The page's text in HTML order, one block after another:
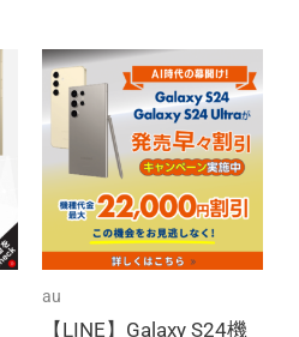
au
【LINE】Galaxy S24機